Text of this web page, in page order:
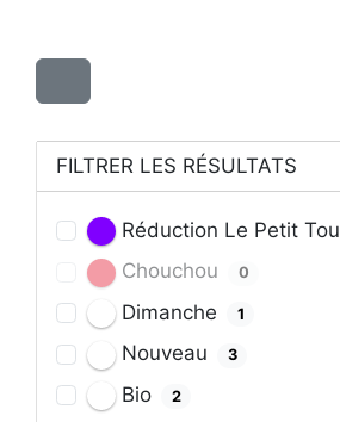
FILTRER LES RÉSULTATS
Réduction Le Petit Tou
Chouchou 0
Dimanche 1
Nouveau 3
Bio 2